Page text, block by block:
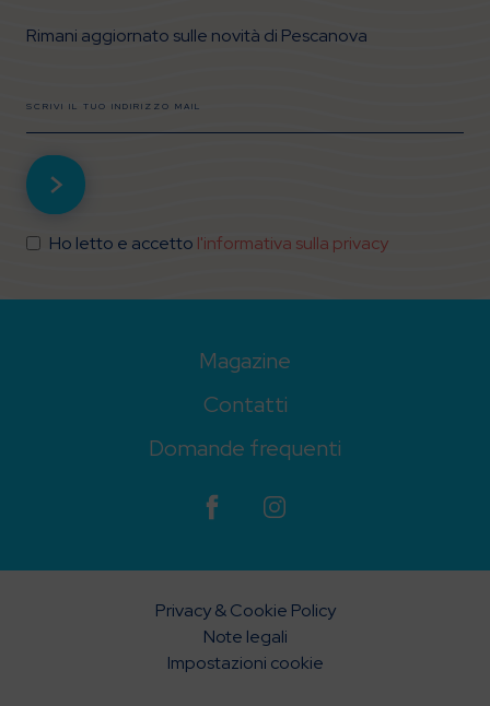
Rimani aggiornato sulle novità di Pescanova
Ho letto e accetto l'informativa sulla privacy
Magazine
Contatti
Domande frequenti
Privacy & Cookie Policy
Note legali
Impostazioni cookie